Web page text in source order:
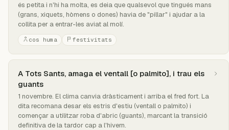
és petita i n'hi ha molta, es deia que qualsevol que tingués mans
(grans, xiquets, hòmens o dones) havia de "pillar" i ajudar a la
collita per a entrar-les aviat al molí.
cos huma festivitats
A Tots Sants, amaga el ventall [o palmito], i trau els
guants
1 novembre. El clima canvia dràsticament i arriba el fred fort. La
dita recomana desar els estris d'estiu (ventall o palmito) i
començar a utilitzar roba d'abric (guants), marcant la transició
definitiva de la tardor cap a l'hivern.